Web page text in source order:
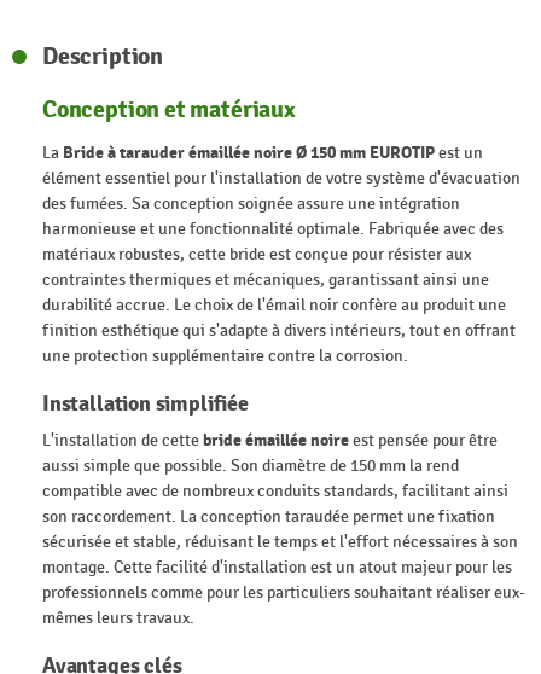
Description
Conception et matériaux
La Bride à tarauder émaillée noire Ø 150 mm EUROTIPest un
élément essentiel pour l'installation de votre système d'évacuation
des fumées. Sa conception soignée assure une intégration
harmonieuse et une fonctionnalité optimale. Fabriquée avec des
matériaux robustes, cette bride est conçue pour résister aux
contraintes thermiques et mécaniques, garantissant ainsi une
durabilité accrue. Le choix de l'émail noir confère au produit une
finition esthétique qui s'adapte à divers intérieurs, tout en offrant
une protection supplémentaire contre la corrosion.
Installation simplifiée
L'installation de cettebride émaillée noireest pensée pour être
aussi simple que possible. Son diamètre de 150 mm la rend
compatible avec de nombreux conduits standards, facilitant ainsi
son raccordement. La conception taraudée permet une fixation
sécurisée et stable, réduisant le temps et l'effort nécessaires à son
montage. Cette facilité d'installation est un atout majeur pour les
professionnels comme pour les particuliers souhaitant réaliser eux-
mêmes leurs travaux.
Avantages clés